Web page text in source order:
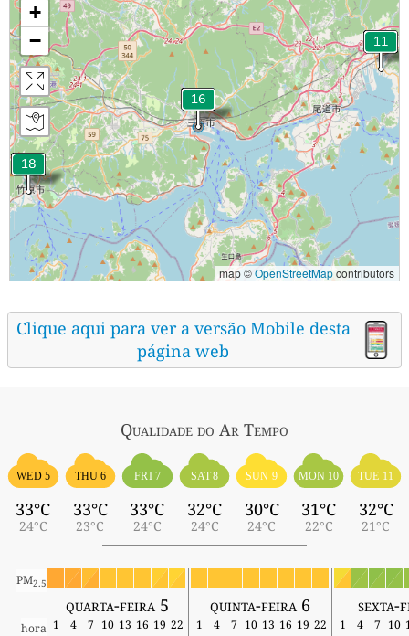
+
−
map ©OpenStreetMapcontributors
Clique aqui para ver a versão Mobile desta
página web
Qualidade do Ar Tempo
WED 5
33°C
24°C
THU 6
33°C
23°C
FRI 7
33°C
24°C
SAT 8
32°C
24°C
SUN 9
30°C
24°C
MON 10
31°C
22°C
TUE 11
32°C
21°C
PM2.5
quarta-feira 5 quinta-feira 6 sexta-
hora 1 4 7 10 13 16 19 22 1 4 7 10 13 16 19 22 1 4 7 10